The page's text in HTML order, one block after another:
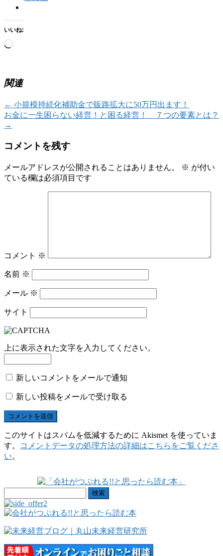
いいね:
読
中…
関連
← 小規模持続化補助金で販路拡大に50万円出ます！
お金に一生困らない経営！と困る経営！ ７つの要素とは？
→
コメントを残す
メールアドレスが公開されることはありません。 ※ が付い
ている欄は必須項目です
コメント ※
名前 ※
メール ※
サイト
上に表示された文字を入力してください。
新しいコメントをメールで通知
新しい投稿をメールで受け取る
このサイトはスパムを低減するために Akismet を使っていま
す。
コメントデータの処理方法の詳細はこちらをご覧くださ
い。
索: